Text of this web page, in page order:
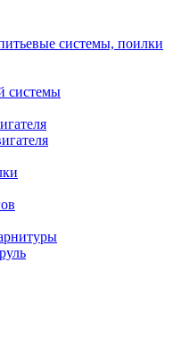
системы, поилки
системы